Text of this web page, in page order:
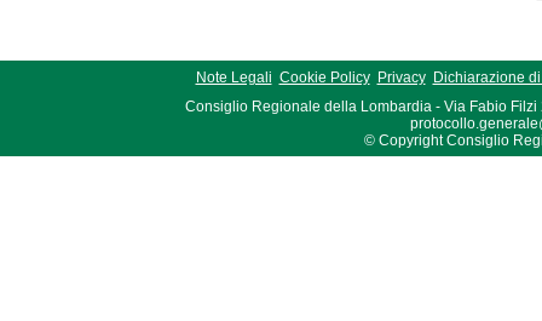
Note Legali Cookie Policy Privacy
Dichiarazione
Consiglio Regionale della Lombardia - Via Fabio Filzi
© Copyright Consiglio